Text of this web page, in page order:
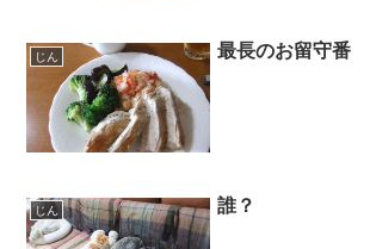
じん 最長のお留守番
じん 誰？